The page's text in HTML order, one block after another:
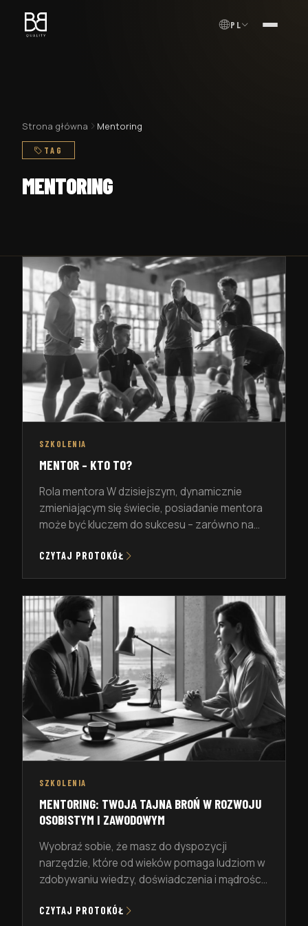
PL MENU
Strona główna Mentoring
TAG
MENTORING
SZKOLENIA
MENTOR – KTO TO?
Rola mentora W dzisiejszym, dynamicznie
zmieniającym się świecie, posiadanie mentora
może być kluczem do sukcesu – zarówno na
właściwie jest mentor? To osoba, która
cennymi wskazówkami. Mentor pomaga
osiągać cele, oferując perspektywy, które
często trudno zdobyć samodzielnie. Mentorzy
[…]
CZYTAJ PROTOKÓŁ
SZKOLENIA
MENTORING: TWOJA TAJNA BROŃ W ROZWOJU
OSOBISTYM I ZAWODOWYM
Wyobraź sobie, że masz do dyspozycji
narzędzie, które od wieków pomaga ludziom w
zdobywaniu wiedzy, doświadczenia i mądrości.
dynamicznym świecie, gdzie zmiany zachodzą
CZYTAJ PROTOKÓŁ